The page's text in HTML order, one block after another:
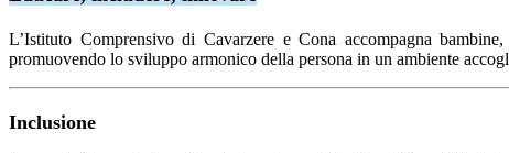
L’Istituto Comprensivo di Cavarzere e Cona accompagna
promuovendo lo sviluppo armonico della persona in un ambiente
Inclusione